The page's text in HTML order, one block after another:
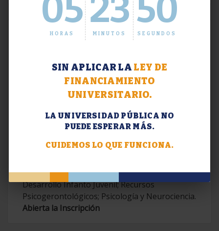
05
HORAS
23
MINUTOS
51
SEGUNDOS
SIN APLICAR LA LEY DE
FINANCIAMIENTO
UNIVERSITARIO.
LA UNIVERSIDAD PÚBLICA NO
PUEDE ESPERAR MÁS.
CUIDEMOS LO QUE FUNCIONA.
Extensión. Diplomaturas 2026.
Contemporáneas; Problemáticas en el
Desarrollo Infanto Juvenil; Recursos
Psicogerontológicos; Psicología y Neurociencia.
Abierta la Inscripción